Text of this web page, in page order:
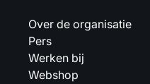
Over de organisatie
Pers
Werken bij
Webshop